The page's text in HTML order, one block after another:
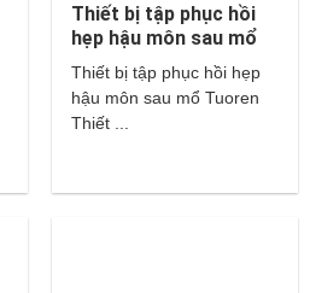
Thiết bị tập phục hồi
hẹp hậu môn sau mổ
Tuoren
Thiết bị tập phục hồi hẹp
hậu môn sau mổ Tuoren
Thiết ...